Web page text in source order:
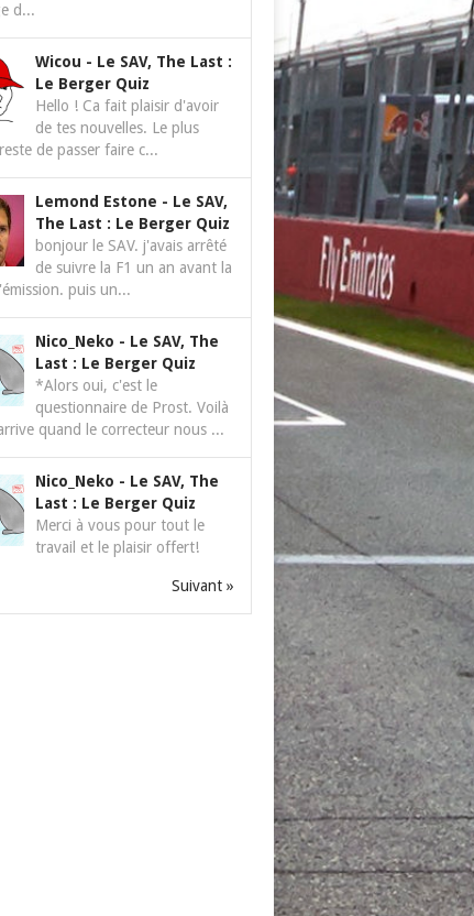
d...
Wicou - Le SAV, The Last :
Le Berger Quiz
Hello ! Ca fait plaisir d'avoir
de tes nouvelles. Le plus
de passer faire c...
Lemond Estone - Le SAV,
The Last : Le Berger Quiz
bonjour le SAV. j'avais arrêté
de suivre la F1 un an avant la
puis un...
Nico_Neko - Le SAV, The
Last : Le Berger Quiz
*Alors oui, c'est le
questionnaire de Prost. Voilà
quand le correcteur nous ...
Nico_Neko - Le SAV, The
Last : Le Berger Quiz
Merci à vous pour tout le
travail et le plaisir offert!
Suivant »